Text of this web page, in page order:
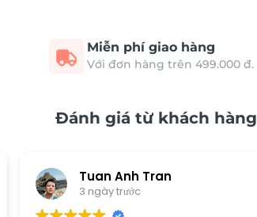
Miễn phí giao hàng
Với đơn hàng trên 499.000 đ.
Đánh giá từ khách hàng
Tuan Anh Tran
3 ngày trước